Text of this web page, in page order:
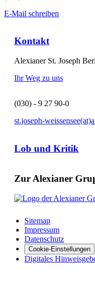
E-Mail schreiben
Kontakt
Alexianer St. Joseph
Ihr Weg zu uns
(030) - 9 27 90-0
st.joseph-
Lob und Kritik
Zur Alexianer
Sitemap
Impressum
Datenschutz
Cookie-Einstellungen
Digitales